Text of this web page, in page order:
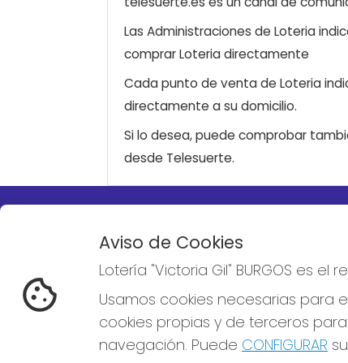
Las Administraciones de Loteria
comprar Loteria directamente
Cada punto de venta de Loteria
directamente a su domicilio.
Si lo desea, puede comprobar
desde Telesuerte.
LOTERÍA "VICTORIA GIL"
BURGOS
¿Quiénes somos?
Resultados
Contacto
Boletos digitales
Aviso de Cookies
Lotería "Victoria Gil" BURGOS es
Usamos cookies necesarias para
cookies propias y de terceros
navegación. Puede CONFIGURAR